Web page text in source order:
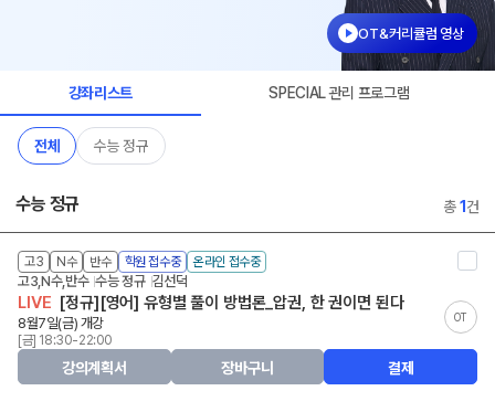
OT&커리큘럼 영상
강좌리스트 SPECIAL 관리 프로그램
전체 수능 정규
수능 정규 총1 건
고3 N수 반수 학원 접수중 온라인 접수중
고3,N수,반수 수능 정규 김선덕
LIVE [정규][영어] 유형별 풀이 방법론_압권, 한 권이면 된다
OT
8월7일(금) 개강
[금] 18:30-22:00
강의계획서 장바구니 결제